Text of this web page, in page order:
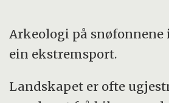
Her skal 70 deltakarar
innanfor området snøfonn-
isbrearkeologi. Det blir
foredrag om ismumiar,
Arkeologi på
ein ekstremsport.
Landskapet er ofte